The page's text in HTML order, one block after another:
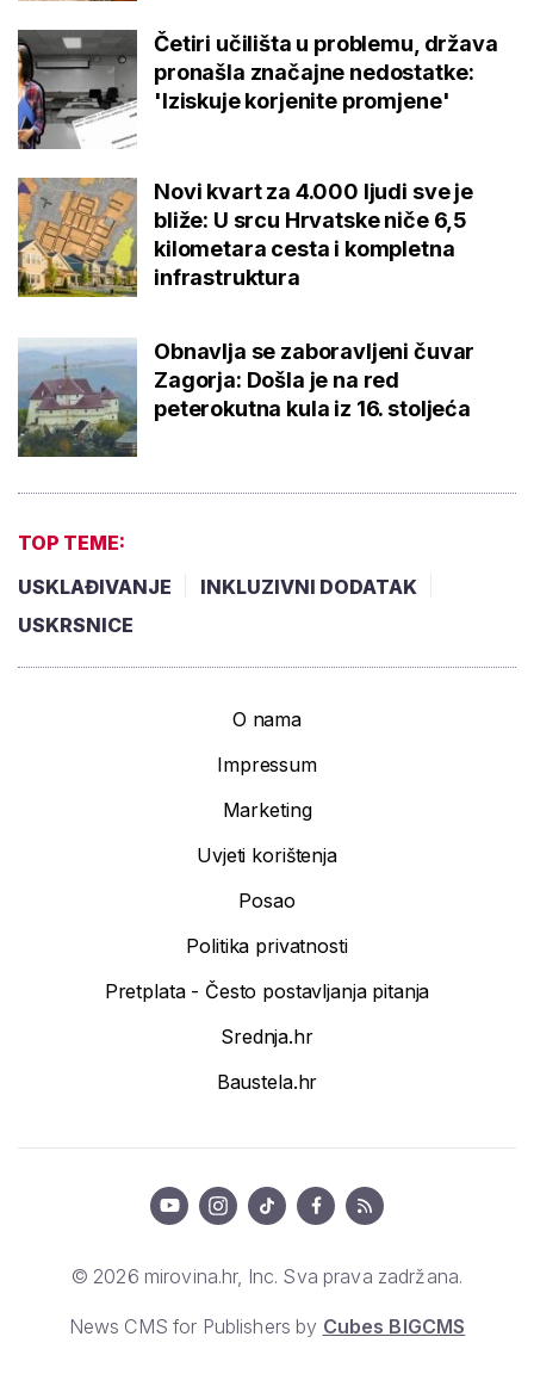
Četiri učilišta u problemu, država
pronašla značajne nedostatke:
'Iziskuje korjenite promjene'
Novi kvart za 4.000 ljudi sve je
bliže: U srcu Hrvatske niče 6,5
kilometara cesta i kompletna
infrastruktura
Obnavlja se zaboravljeni čuvar
Zagorja: Došla je na red
peterokutna kula iz 16. stoljeća
TOP TEME:
USKLAĐIVANJE
INKLUZIVNI DODATAK
USKRSNICE
O nama
Impressum
Marketing
Uvjeti korištenja
Posao
Politika privatnosti
Pretplata - Često postavljanja pitanja
Srednja.hr
Baustela.hr
© 2026 mirovina.hr, Inc. Sva prava zadržana.
News CMS for Publishers by Cubes BIGCMS